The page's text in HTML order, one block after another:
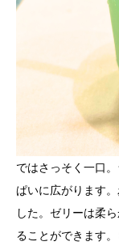
ではさっそく一口
ぱいに広がります
した。ゼリーは柔
ることができます